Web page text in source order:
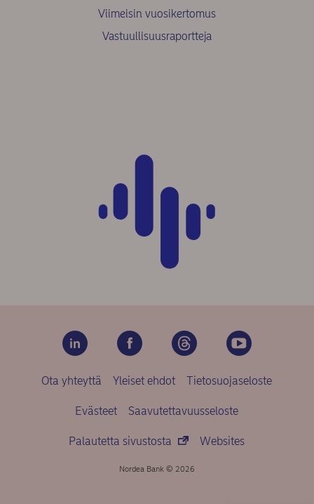
Viimeisin vuosikertomus
Vastuullisuusraportteja
Ota yhteyttä Yleiset ehdot Tietosuojaseloste
Evästeet Saavutettavuusseloste
Palautetta sivustosta Websites
Nordea Bank © 2026